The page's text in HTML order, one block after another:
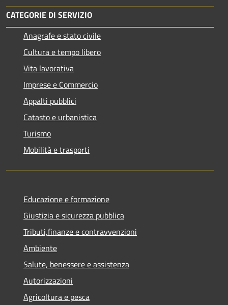
CATEGORIE DI SERVIZIO
Anagrafe e stato civile
Cultura e tempo libero
Vita lavorativa
Imprese e Commercio
Appalti pubblici
Catasto e urbanistica
Turismo
Mobilità e trasporti
Educazione e formazione
Giustizia e sicurezza pubblica
Tributi,finanze e contravvenzioni
Ambiente
Salute, benessere e assistenza
Autorizzazioni
Agricoltura e pesca